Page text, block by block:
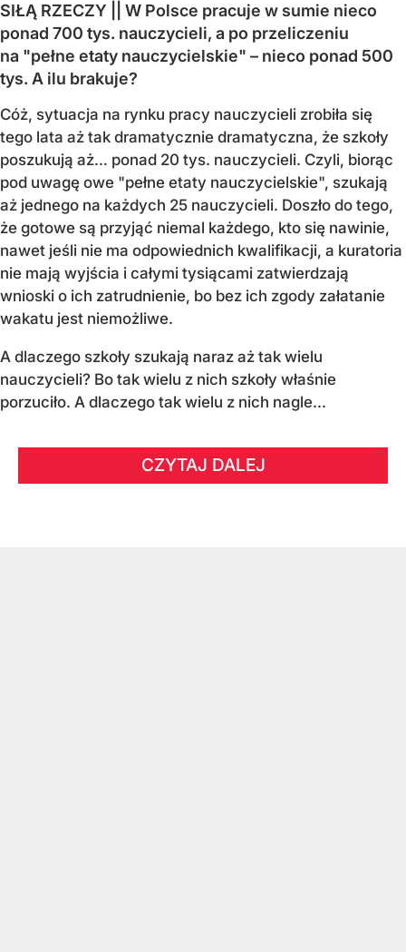
SIŁĄ RZECZY || W Polsce pracuje w sumie nieco
ponad 700 tys. nauczycieli, a po przeliczeniu
na "pełne etaty nauczycielskie" – nieco ponad 500
tys. A ilu brakuje?
Cóż, sytuacja na rynku pracy nauczycieli zrobiła się
tego lata aż tak dramatycznie dramatyczna, że szkoły
poszukują aż… ponad 20 tys. nauczycieli. Czyli, biorąc
pod uwagę owe "pełne etaty nauczycielskie", szukają
aż jednego na każdych 25 nauczycieli. Doszło do tego,
że gotowe są przyjąć niemal każdego, kto się nawinie,
nawet jeśli nie ma odpowiednich kwalifikacji, a kuratoria
nie mają wyjścia i całymi tysiącami zatwierdzają
wnioski o ich zatrudnienie, bo bez ich zgody załatanie
wakatu jest niemożliwe.
A dlaczego szkoły szukają naraz aż tak wielu
nauczycieli? Bo tak wielu z nich szkoły właśnie
porzuciło. A dlaczego tak wielu z nich nagle...
CZYTAJ DALEJ